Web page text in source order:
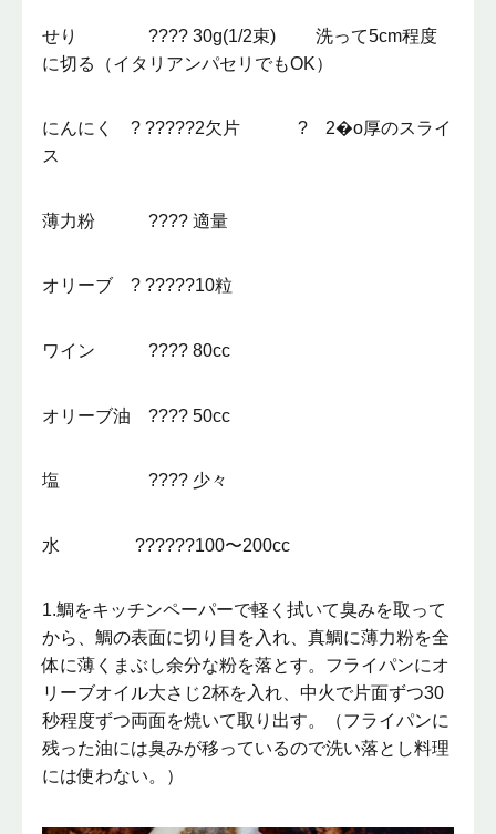
せり ???? 30g(1/2束) 洗って5cm程度
に切る（イタリアンパセリでもOK）
にんにく ? ?????2欠片 ? 2�o厚のスライ
ス
薄力粉 ???? 適量
オリーブ ? ?????10粒
ワイン ???? 80cc
オリーブ油 ???? 50cc
塩 ???? 少々
水 ??????100〜200cc
1.鯛をキッチンペーパーで軽く拭いて臭みを取って
から、鯛の表面に切り目を入れ、真鯛に薄力粉を全
体に薄くまぶし余分な粉を落とす。フライパンにオ
リーブオイル大さじ2杯を入れ、中火で片面ずつ30
秒程度ずつ両面を焼いて取り出す。（フライパンに
残った油には臭みが移っているので洗い落とし料理
には使わない。）